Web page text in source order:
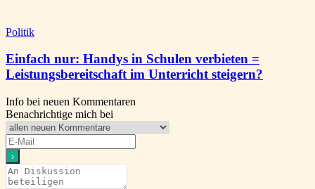
Politik
Einfach nur: Handys in Schulen verbieten =
Leistungsbereitschaft im Unterricht steigern?
Info bei neuen Kommentaren
Benachrichtige mich bei